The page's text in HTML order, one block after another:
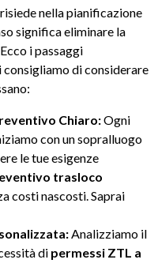
risiede nella pianificazione
significa eliminare la
i passaggi
consigliamo di considerare
Chiaro:Ogni
con un sopralluogo
le tue esigenze
trasloco
costi nascosti. Saprai
Analizziamo il
di permessi ZTL a